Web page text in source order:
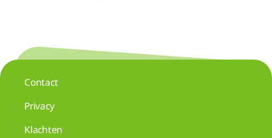
Contact
Privacy
Klachten